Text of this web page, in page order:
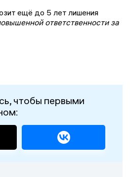
ещё до 5 лет лишения
ответственности за
чтобы первыми